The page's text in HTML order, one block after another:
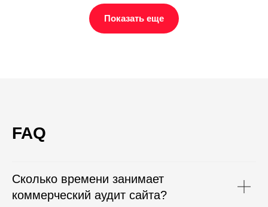
Показать еще
FAQ
Сколько времени занимает
коммерческий аудит сайта?